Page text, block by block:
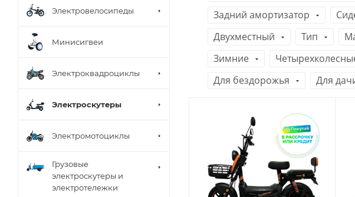
Задний амортизатор
Двухместный
Тип
Зимние
Для бездорожья
Для
Электровелосипеды
Минисигвеи
Электроквадроциклы
Электроскутеры
Электромотоциклы
Грузовые
электроскутеры и
электротележки